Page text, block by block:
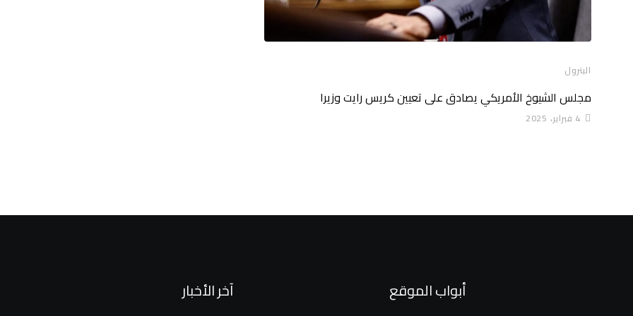
البترول
مجلس الشيوخ الأمريكي يصادق على تعيين كريس رايت وزيرا
4 فبراير، 2025
أبواب الموقع آخر الأخبار